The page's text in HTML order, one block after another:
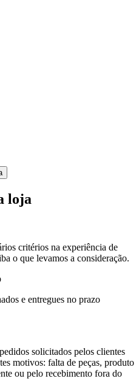
loja
critérios na experiência de
o que levamos a consideração.
e entregues no prazo
solicitados pelos clientes
motivos: falta de peças, produto
ou pelo recebimento fora do